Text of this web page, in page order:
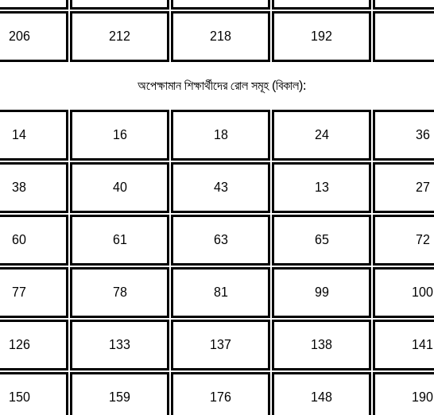
206 212 218 192
অপেক্ষামান শিক্ষার্থীদের রোল সমূহ (বিকাল):
14 16 18 24 36
38 40 43 13 27
60 61 63 65 72
77 78 81 99 100
126 133 137 138 141
150 159 176 148 190